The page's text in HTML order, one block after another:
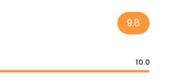
9.8
10.0